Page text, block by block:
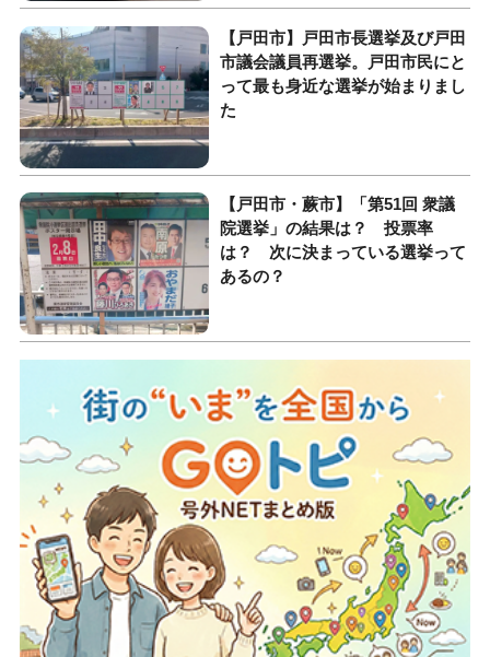
【戸田市】戸田市長選挙及び戸田
市議会議員再選挙。戸田市民にと
って最も身近な選挙が始まりまし
た
【戸田市・蕨市】「第51回 衆議
院選挙」の結果は？ 投票率
は？ 次に決まっている選挙って
あるの？